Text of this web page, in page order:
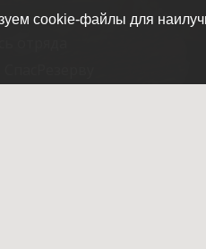
cookie-файлы для